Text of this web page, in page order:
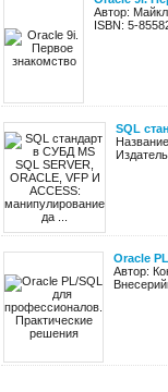
Автор:
ISBN: 5-
SQL
Oracle
Автор: